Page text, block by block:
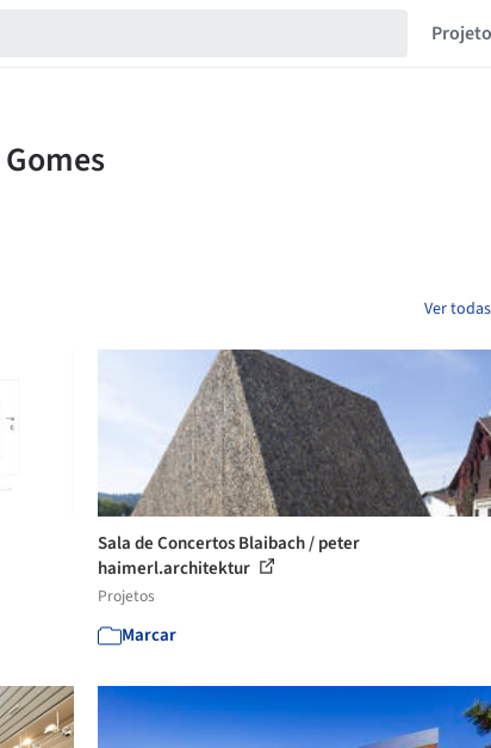
Ver
Sala de Concertos Blaibach / peter
haimerl.architektur
Projetos
Marcar